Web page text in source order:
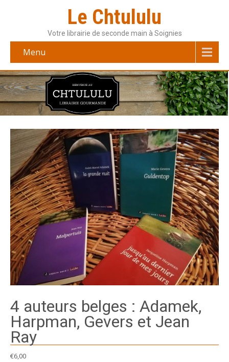
Le Chtululu
Votre librairie de seconde main à Soignies
Menu
4 auteurs belges : Adamek,
Harpman, Gevers et Jean
Ray
€6,00